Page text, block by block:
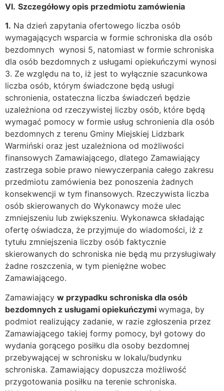
VI. Szczegółowy opis przedmiotu zamówienia
1. Na dzień zapytania ofertowego liczba osób
wymagających wsparcia w formie schroniska dla osób
bezdomnych wynosi 5, natomiast w formie schroniska
dla osób bezdomnych z usługami opiekuńczymi wynosi
3. Ze względu na to, iż jest to wyłącznie szacunkowa
liczba osób, którym świadczone będą usługi
schronienia, ostateczna liczba świadczeń będzie
uzależniona od rzeczywistej liczby osób, które będą
wymagać pomocy w formie usług schronienia dla osób
bezdomnych z terenu Gminy Miejskiej Lidzbark
Warmiński oraz jest uzależniona od możliwości
finansowych Zamawiającego, dlatego Zamawiający
zastrzega sobie prawo niewyczerpania całego zakresu
przedmiotu zamówienia bez ponoszenia żadnych
konsekwencji w tym finansowych. Rzeczywista liczba
osób skierowanych do Wykonawcy może ulec
zmniejszeniu lub zwiększeniu. Wykonawca składając
ofertę oświadcza, że przyjmuje do wiadomości, iż z
tytułu zmniejszenia liczby osób faktycznie
skierowanych do schroniska nie będą mu przysługiwały
żadne roszczenia, w tym pieniężne wobec
Zamawiającego.
Zamawiający w przypadku schroniska dla osób
bezdomnych z usługami opiekuńczymi wymaga, by
podmiot realizujący zadanie, w razie zgłoszenia przez
Zamawiającego takiej formy pomocy, był gotowy do
wydania gorącego posiłku dla osoby bezdomnej
przebywającej w schronisku w lokalu/budynku
schroniska. Zamawiający dopuszcza możliwość
przygotowania posiłku na terenie schroniska.